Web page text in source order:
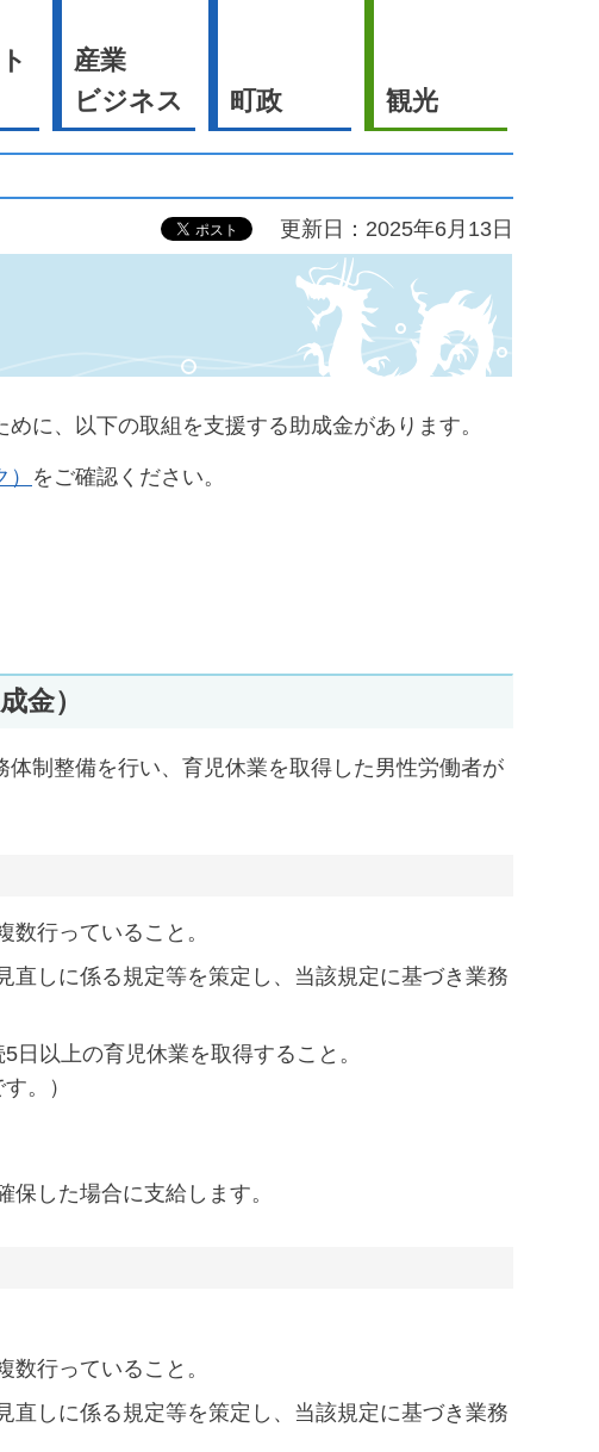
産業
ビジネス
町政 観光
更新日：2025年6月13日
に、以下の取組を支援する助成金があります。
をご確認ください。
金）
体制整備を行い、育児休業を取得した男性労働者が
行っていること。
しに係る規定等を策定し、当該規定に基づき業務
以上の育児休業を取得すること。
。）
した場合に支給します。
行っていること。
しに係る規定等を策定し、当該規定に基づき業務